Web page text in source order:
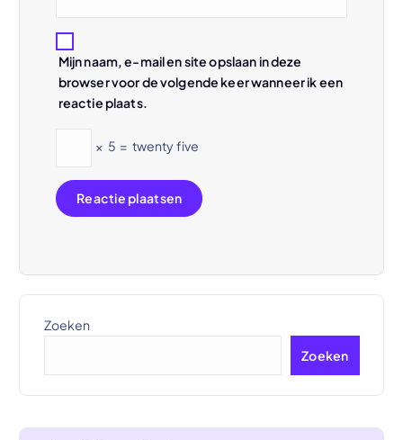
Mijn naam, e-mail en site opslaan in deze
browser voor de volgende keer wanneer ik een
reactie plaats.
× 5 = twenty five
Zoeken
Zoeken